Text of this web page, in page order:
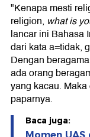
"Kenapa mesti
religion, what is
lancar ini Bahasa
dari kata a=tidak,
Dengan
ada orang
yang kacau.
paparnya.
Baca juga: